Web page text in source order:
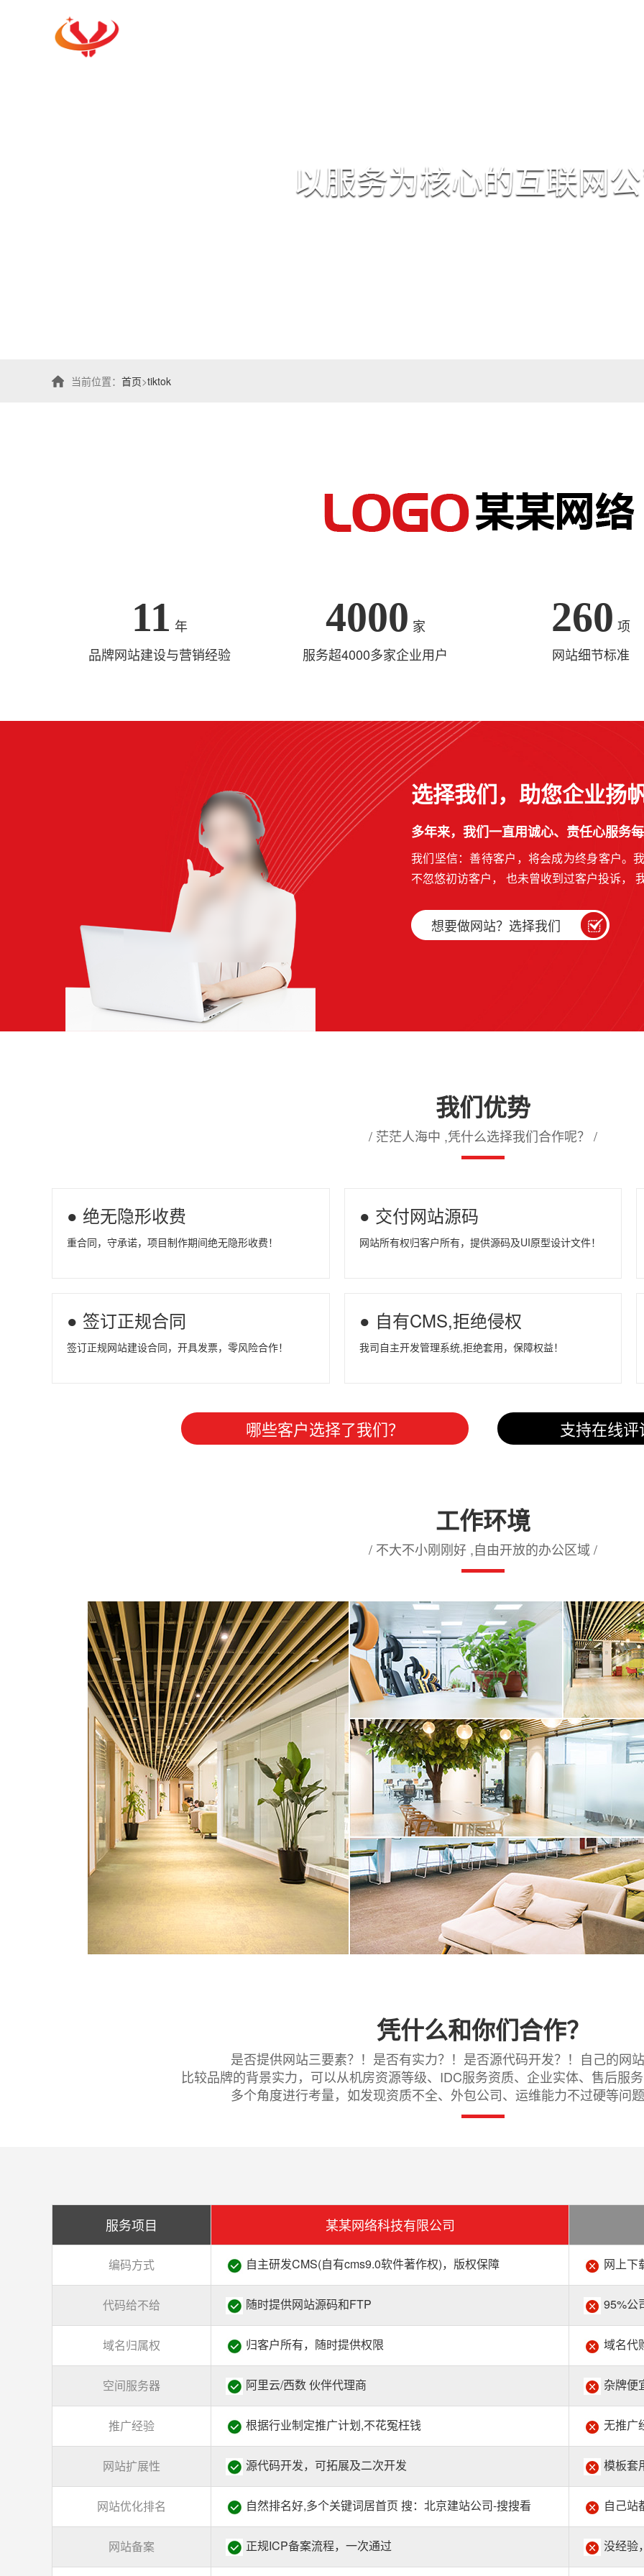
以服务为核心的互联网
当前位置： 首页>tiktok
11 年
品牌网站建设与营销经验
4000 家
服务超4000多家企业用户
260 项
网站细节标准
选择我们，助您企业扬
多年来，我们一直用诚心、责任心服务
我们坚信：善待客户，将会成为终身客户。
不忽悠初访客户， 也未曾收到过客户投诉，
想要做网站？选择我们
我们优势
/ 茫茫人海中 ,凭什么选择我们合作呢？ /
● 绝无隐形收费
重合同，守承诺，项目制作期间绝无隐形收费！
● 交付网站源码
网站所有权归客户所有，提供源码及UI原型设计文件！
● 签订正规合同
签订正规网站建设合同，开具发票，零风险合作！
● 自有CMS,拒绝侵权
我司自主开发管理系统,拒绝套用，保障权益！
哪些客户选择了我们？ 支持在线
工作环境
/ 不大不小刚刚好 ,自由开放的办公区域 /
凭什么和你们合作？
是否提供网站三要素？！是否有实力？！是否源代码开发？！自己的网
比较品牌的背景实力，可以从机房资源等级、IDC服务资质、企业实体、售后服
多个角度进行考量，如发现资质不全、外包公司、运维能力不过硬等问
服务项目 某某网络科技有限公司
编码方式 自主研发CMS(自有cms9.0软件著作权)，版权保障 网上下
代码给不给 随时提供网站源码和FTP 95%公
域名归属权 归客户所有，随时提供权限 域名代
空间服务器 阿里云/西数 伙伴代理商 杂牌便
推广经验 根据行业制定推广计划,不花冤枉钱 无推广
网站扩展性 源代码开发，可拓展及二次开发 模板套
网站优化排名 自然排名好,多个关键词居首页 搜：北京建站公司-搜搜看 自己站
网站备案 正规ICP备案流程，一次通过 没经验